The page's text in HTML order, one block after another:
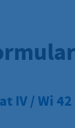
IV / Wi 42